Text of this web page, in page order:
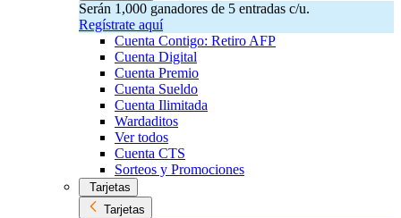
Serán 1,000 ganadores de 5 entradas c/u.
Regístrate aquí
Cuenta Contigo: Retiro AFP
Cuenta Digital
Cuenta Premio
Cuenta Sueldo
Cuenta Ilimitada
Wardaditos
Ver todos
Cuenta CTS
Sorteos y Promociones
Tarjetas
Tarjetas